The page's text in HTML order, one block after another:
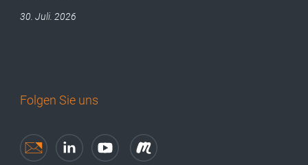
30. Juli. 2026
Folgen Sie uns